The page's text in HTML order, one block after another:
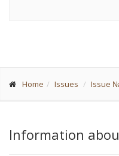
Home Issues Issue
Information